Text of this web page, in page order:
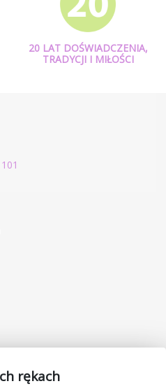
20 LAT DOŚWIADCZENIA,
TRADYCJI I MIŁOŚCI
rękach